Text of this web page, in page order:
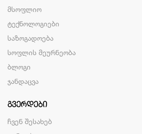
მსოფლიო
ტექნოლოგიები
საზოგადოება
სოფლის მეურნეობა
ბლოგი
ჯანდაცვა
ᲒᲕᲔᲠᲓᲔᲑᲘ
ჩვენ შესახებ